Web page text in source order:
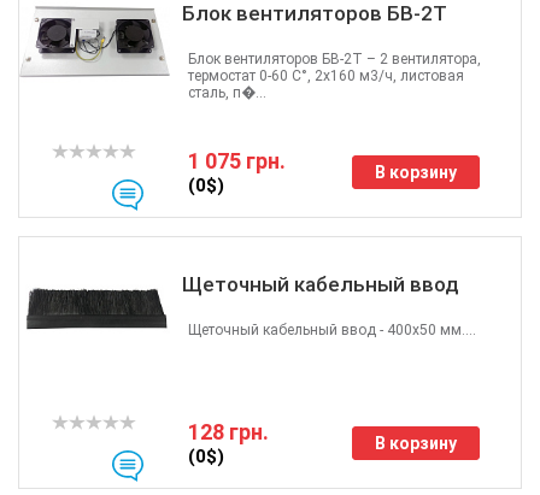
Блок вентиляторов БВ-2Т
1 075 грн.
(0$)
В корзину
Блок вентиляторов БВ-2Т – 2 вентилятора,
термостат 0-60 С°, 2х160 м3/ч, листовая
сталь, п�...
Щеточный кабельный ввод
128 грн.
(0$)
В корзину
Щеточный кабельный ввод - 400х50 мм....